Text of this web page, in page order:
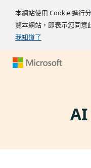
本網站使用 Cookie 進行
覽本網站，即表示您同意
我知道了
AI